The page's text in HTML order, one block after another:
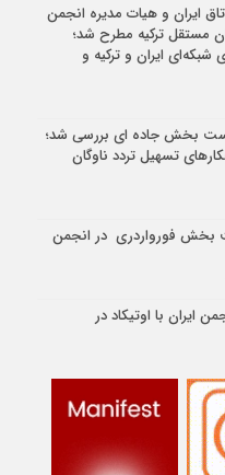
ایران و هیات مدیره انجمن
مستقل ترکیه مطرح شد؛
ایران و ترکیه و
بخش جاده ای بررسی شد؛
تسهیل تردد ناوگان
بخش فورواردری در انجمن
با اوتیکاد در